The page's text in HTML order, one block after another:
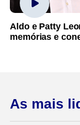
Aldo e Patty
memórias e
As mais